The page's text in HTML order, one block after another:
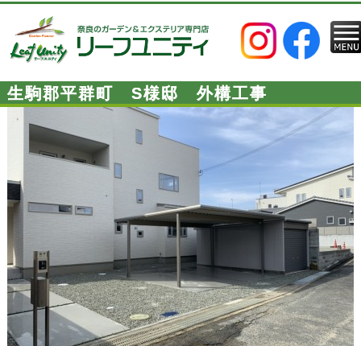
生駒郡平群町 S様邸 外構工事